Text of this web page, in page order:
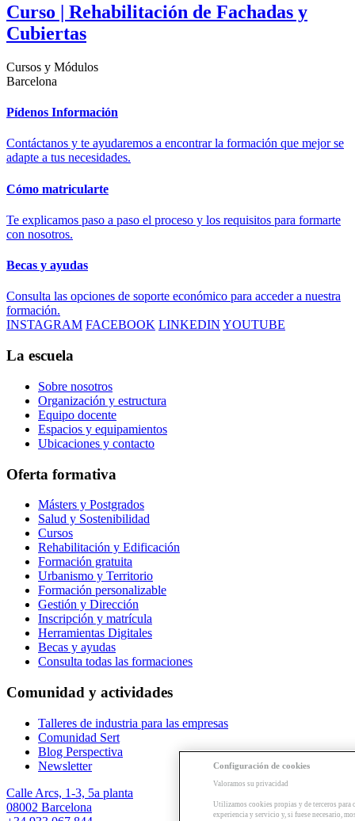
Curso | Rehabilitación de Fachadas y
Cubiertas
Cursos y Módulos
Barcelona
Pídenos Información
Contáctanos y te ayudaremos a encontrar la formación que mejor se
adapte a tus necesidades.
Cómo matricularte
Te explicamos paso a paso el proceso y los requisitos para formarte
con nosotros.
Becas y ayudas
Consulta las opciones de soporte económico para acceder a nuestra
formación.
INSTAGRAM FACEBOOK LINKEDIN YOUTUBE
La escuela
Sobre nosotros
Organización y estructura
Equipo docente
Espacios y equipamientos
Ubicaciones y contacto
Oferta formativa
Másters y Postgrados
Salud y Sostenibilidad
Cursos
Rehabilitación y Edificación
Formación gratuita
Urbanismo y Territorio
Formación personalizable
Gestión y Dirección
Inscripción y matrícula
Herramientas Digitales
Becas y ayudas
Consulta todas las formaciones
Comunidad y actividades
Talleres de industria para las empresas
Comunidad Sert
Blog Perspectiva
Newsletter
Calle Arcs, 1-3, 5a planta
08002 Barcelona
Configuración de cookies
Valoramos su privacidad
Utilizamos cookies propias y de terceros para
experiencia y servicio y, si fuese necesario,